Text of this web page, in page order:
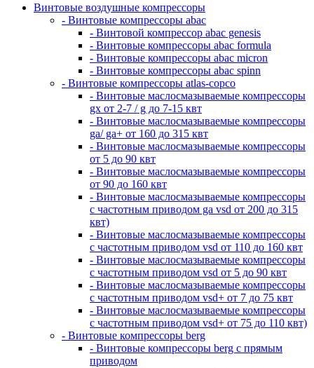
Винтовые воздушные компрессоры
- Винтовые компрессоры abac
- Винтовой компрессор abac genesis
- Винтовые компрессоры abac formula
- Винтовые компрессоры abac micron
- Винтовые компрессоры abac spinn
- Винтовые компрессоры atlas-copco
- Винтовые маслосмазываемые компрессоры
gx от 2-7 / g до 7-15 квт
- Винтовые маслосмазываемые компрессоры
ga/ ga+ от 160 до 315 квт
- Винтовые маслосмазываемые компрессоры
от 5 до 90 квт
- Винтовые маслосмазываемые компрессоры
от 90 до 160 квт
- Винтовые маслосмазываемые компрессоры
с частотным приводом ga vsd от 200 до 315
квт)
- Винтовые маслосмазываемые компрессоры
с частотным приводом vsd от 110 до 160 квт
- Винтовые маслосмазываемые компрессоры
с частотным приводом vsd от 5 до 90 квт
- Винтовые маслосмазываемые компрессоры
с частотным приводом vsd+ от 7 до 75 квт
- Винтовые маслосмазываемые компрессоры
с частотным приводом vsd+ от 75 до 110 квт)
- Винтовые компрессоры berg
- Винтовые компрессоры berg с прямым
приводом